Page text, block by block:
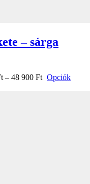
– sárga
– 48 900 Ft Opciók